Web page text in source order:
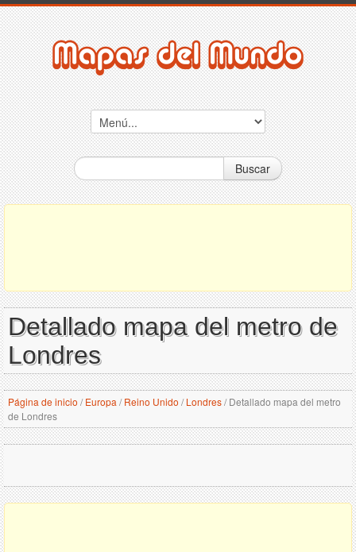
Buscar
Detallado mapa del metro de
Londres
Página de inicio / Europa / Reino Unido / Londres/Detallado mapa del metro
de Londres